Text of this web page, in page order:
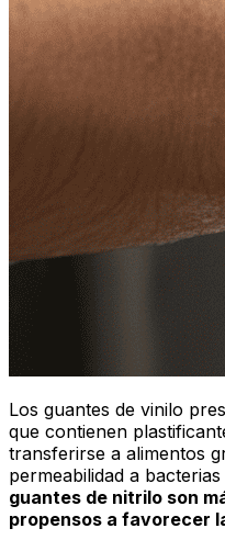
Los guantes de vinilo
que contienen
transferirse a alimentos
permeabilidad a
guantes de nitrilo son
propensos a favorecer